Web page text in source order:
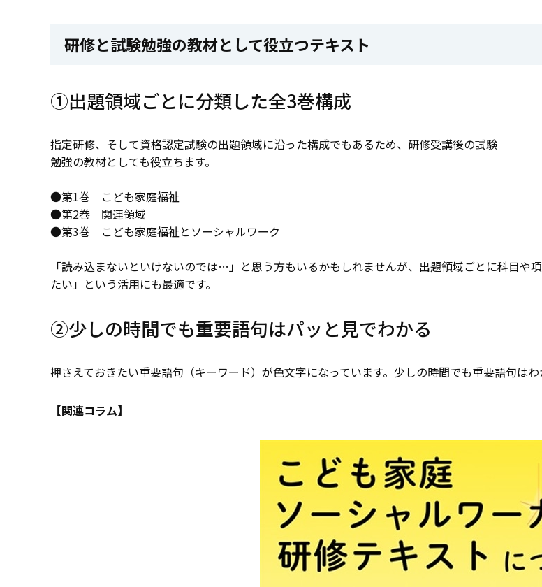
研修と試験勉強の教材として役立つテキスト
①出題領域ごとに分類した全3巻構成
指定研修、そして資格認定試験の出題領域に沿った構成でもあるため、研修受講後の試験
勉強の教材としても役立ちます。
●第1巻 こども家庭福祉
●第2巻 関連領域
●第3巻 こども家庭福祉とソーシャルワーク
「読み込まないといけないのでは…」と思う方もいるかもしれませんが、出題領域ごとに科目
たい」という活用にも最適です。
②少しの時間でも重要語句はパッと見でわかる
押さえておきたい重要語句（キーワード）が色文字になっています。少しの時間でも重要語句はわ
【関連コラム】